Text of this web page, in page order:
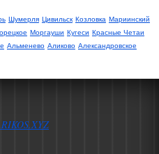
Шумерля Цивильск Козловка Мариинский
Моргауши Кугеси Красные Четаи
Альменево Аликово Александровское